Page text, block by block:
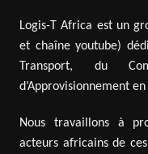
Logis-T Africa est un
et chaîne youtube)
Transport, du
d’Approvisionnement
Nous travaillons à
acteurs africains de